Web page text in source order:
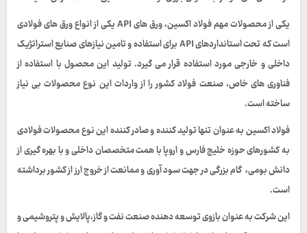
یکی از محصولات مهم فولاد اکسین، ورق های API یکی از انواع ورق های فولادی
است که تحت استانداردهای API برای استفاده و تامین نیازهای صنایع استراتژیک
داخلی و خارجی مورد استفاده قرار می گیرد. تولید این محصول با استفاده از
فناوری های خاص، صنعت فولاد کشور را از واردات این نوع محصولات بی نیاز
ساخته است.
فولاد اکسین به عنوان تنها تولید کننده و صادر کننده این نوع محصولات فولادی
به کشورهای حوزه خلیج فارس و اروپا با همت متخصصان داخلی و با بهره گیری از
دانش بومی، گام بزرگی در جهت سود آوری و ممانعت از خروج ارز از کشور برداشته
است.
این شرکت به عنوان بازوی توسعه دهنده صنعت نفت و گاز،پالایش و پتروشیمی و